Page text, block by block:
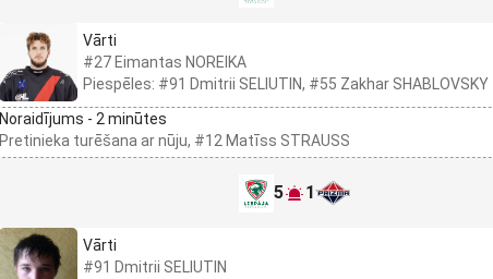
Vārti
#27 Eimantas NOREIKA
Piespēles: #91 Dmitrii SELIUTIN, #55 Zakhar SHABLOVSKY
Noraidījums - 2 minūtes
Pretinieka turēšana ar nūju, #12 Matīss STRAUSS
5 1
Vārti
#91 Dmitrii SELIUTIN